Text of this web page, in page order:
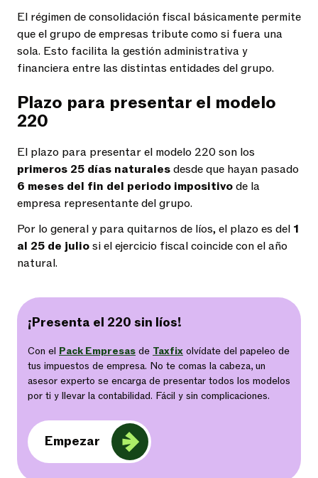
El régimen de consolidación fiscal básicamente permite
que el grupo de empresas tribute como si fuera una
sola. Esto facilita la gestión administrativa y
financiera entre las distintas entidades del grupo.
Plazo para presentar el modelo
220
El plazo para presentar el modelo 220 son los
primeros 25 días naturalesdesde que hayan pasado
6 meses del fin del periodo impositivode la
empresa representante del grupo.
Por lo general y para quitarnos de líos, el plazo es del 1
al 25 de juliosi el ejercicio fiscal coincide con el año
natural.
¡Presenta el 220 sin líos!
Con el Pack Empresas de Taxfix olvídate del papeleo de
tus impuestos de empresa. No te comas la cabeza, un
asesor experto se encarga de presentar todos los modelos
por ti y llevar la contabilidad. Fácil y sin complicaciones.
Empezar